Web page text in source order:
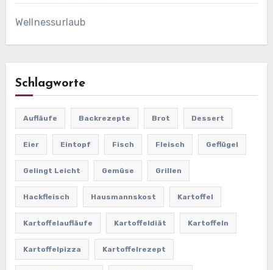
Wellnessurlaub
Schlagworte
Aufläufe Backrezepte Brot Dessert
Eier Eintopf Fisch Fleisch Geflügel
Gelingt Leicht Gemüse Grillen
Hackfleisch Hausmannskost Kartoffel
Kartoffelaufläufe Kartoffeldiät Kartoffeln
Kartoffelpizza Kartoffelrezept